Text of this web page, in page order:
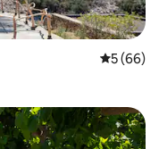
5 av 5 i
5 (66)